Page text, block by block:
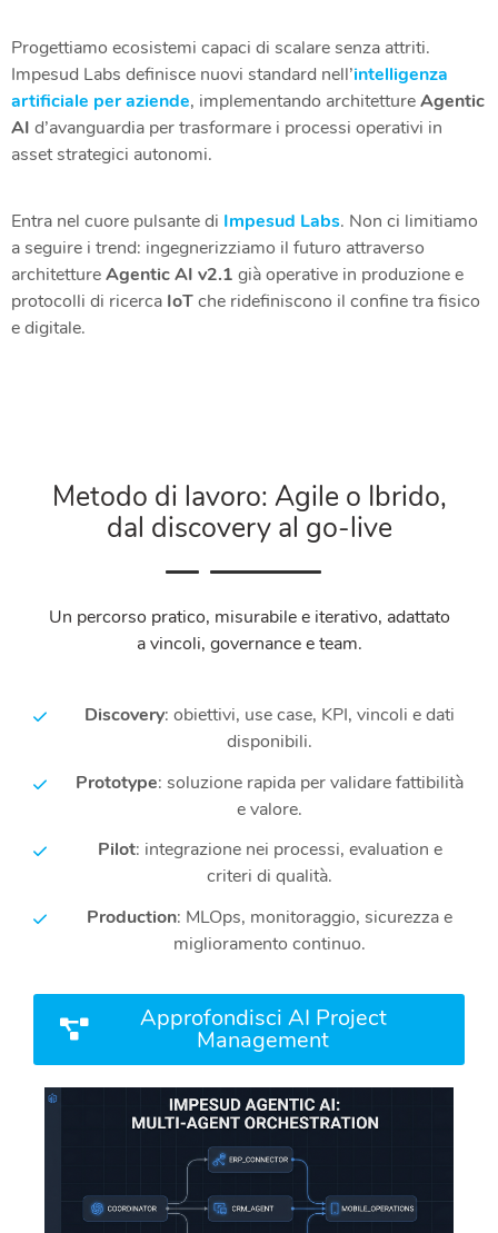
Progettiamo ecosistemi capaci di scalare senza attriti.
Impesud Labs definisce nuovi standard nell’intelligenza
artificiale per aziende, implementando architettureAgentic
AI d’avanguardia per trasformare i processi operativi in
asset strategici autonomi.
Entra nel cuore pulsante di Impesud Labs. Non ci limitiamo
a seguire i trend: ingegnerizziamo il futuro attraverso
architettureAgentic AI v2.1 già operative in produzione e
protocolli di ricerca IoTche ridefiniscono il confine tra fisico
e digitale.
Metodo di lavoro: Agile o Ibrido,
dal discovery al go-live
Un percorso pratico, misurabile e iterativo, adattato
a vincoli, governance e team.
Discovery: obiettivi, use case, KPI, vincoli e dati
disponibili.
Prototype: soluzione rapida per validare fattibilità
e valore.
Pilot: integrazione nei processi, evaluation e
criteri di qualità.
Production: MLOps, monitoraggio, sicurezza e
miglioramento continuo.
Approfondisci AI Project
Management